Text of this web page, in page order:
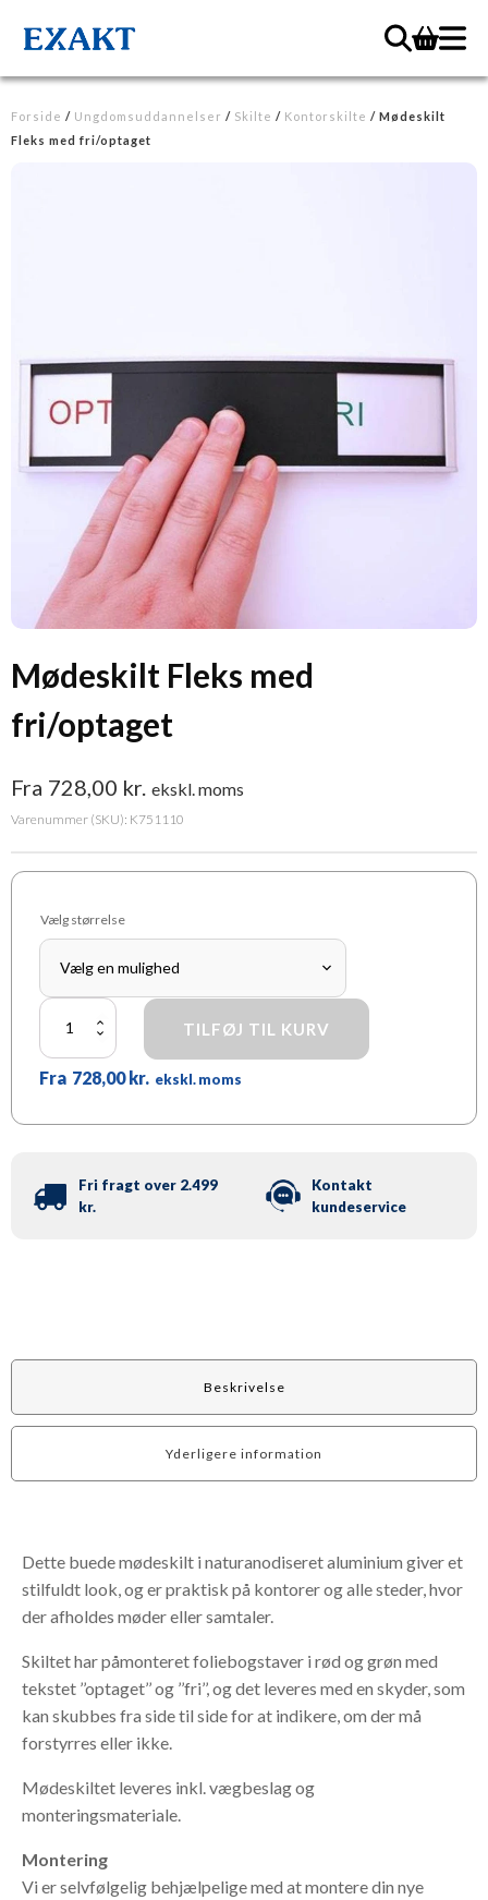
Forside / Ungdomsuddannelser / Skilte / Kontorskilte / Mødeskilt
Fleks med fri/optaget
Mødeskilt Fleks med
fri/optaget
Fra 728,00 kr. ekskl. moms
Varenummer (SKU): K751110
Vælg størrelse
Fleks
med
fri/optaget
TILFØJ TIL KURV
Fra 728,00kr. ekskl. moms
Fri fragt over 2.499
kr.
Kontakt
kundeservice
Beskrivelse
Yderligere information
Dette buede mødeskilt i naturanodiseret aluminium giver et
stilfuldt look, og er praktisk på kontorer og alle steder, hvor
der afholdes møder eller samtaler.
Skiltet har påmonteret foliebogstaver i rød og grøn med
tekstet ’’optaget’’ og ’’fri’’, og det leveres med en skyder, som
kan skubbes fra side til side for at indikere, om der må
forstyrres eller ikke.
Mødeskiltet leveres inkl. vægbeslag og
monteringsmateriale.
Montering
Vi er selvfølgelig behjælpelige med at montere din nye